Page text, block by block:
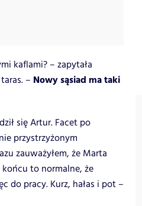
kaflami? – zapytała
– Nowy sąsiad ma taki
się Artur. Facet po
przystrzyżonym
zauważyłem, że Marta
to normalne, że
do pracy. Kurz, hałas i pot –